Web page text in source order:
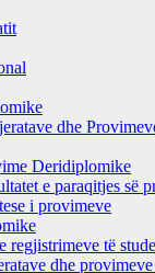
dhe
Deridiplomike
e paraqitjes së
i provimeve
regjistrimeve të
dhe